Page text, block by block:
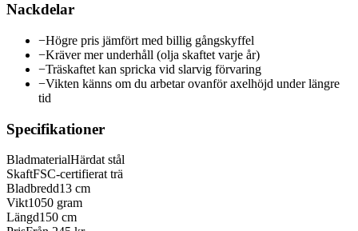
Nackdelar
−Högre pris jämfört med billig gångskyffel
−Kräver mer underhåll (olja skaftet varje år)
−Träskaftet kan spricka vid slarvig förvaring
−Vikten känns om du arbetar ovanför axelhöjd under längre
tid
Specifikationer
BladmaterialHärdat stål
SkaftFSC-certifierat trä
Bladbredd13 cm
Vikt1050 gram
Längd150 cm